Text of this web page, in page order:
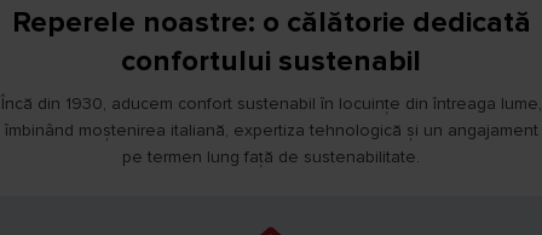
Reperele noastre: o călătorie dedicată
confortului sustenabil
Încă din 1930, aducem confort sustenabil în locuințe din întreaga lume,
îmbinând moștenirea italiană, expertiza tehnologică și un angajament
pe termen lung față de sustenabilitate.